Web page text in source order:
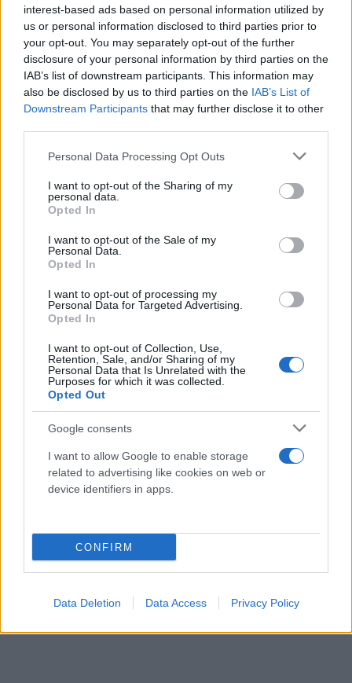
interest-based ads based on personal information utilized by
us or personal information disclosed to third parties prior to
your opt-out. You may separately opt-out of the further
disclosure of your personal information by third parties on the
IAB’s list of downstream participants. This information may
also be disclosed by us to third parties on the IAB’s List of
Downstream Participants that may further disclose it to other
Please note that this website/app uses one or more Google
not limited to your visit or usage behaviour. You may click to
grant or deny consent to Google and its third-party tags to
use your data for below specified purposes in below Google
consent section.
Personal Data Processing Opt Outs
I want to opt-out of the Sharing of my
personal data.
Opted In
I want to opt-out of the Sale of my
Personal Data.
Opted In
I want to opt-out of processing my
Personal Data for Targeted Advertising.
Opted In
I want to opt-out of Collection, Use,
Retention, Sale, and/or Sharing of my
Personal Data that Is Unrelated with the
Purposes for which it was collected.
Opted Out
Google consents
I want to allow Google to enable storage
related to advertising like cookies on web or
device identifiers in apps.
CONFIRM
Data Deletion Data Access Privacy Policy
προϋποθέτει το ξεκαθάρισμα με τον τίτλο όπως και
το ιστορικό κτήριο της Κουμουνδούρου αλλά και
τα μέσα ενημέρωσης του κόμματος.
Έκτακτο συνέδριο δεν θα γίνει.
Οι εξελίξεις θα είναι ραγδαίες όπως, εκτιμάται από
συζητείται η διοργάνωση ενός συνεδρίου που
μεταξύ άλλων θα κληθεί να βάλει ένα τέλος σε μια
πολιτική ιστορία. Ενδεχομένως στο μέλλον…